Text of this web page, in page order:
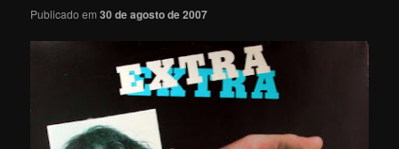
Publicado em30 de agosto de 2007